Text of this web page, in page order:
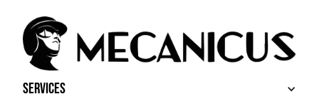
Services